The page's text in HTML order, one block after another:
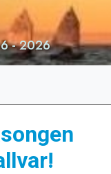
- 2026